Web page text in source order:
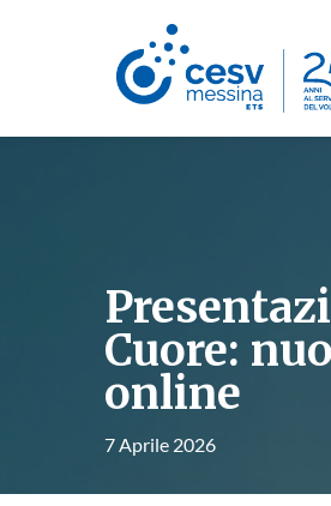
Cuore:
online
7 Aprile 2026